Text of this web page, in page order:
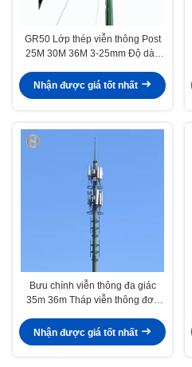
GR50 Lớp thép viễn thông Post
25M 30M 36M 3-25mm Độ dày
Nhận được giá tốt nhất
Bưu chính viễn thông đa giác
35m 36m Tháp viễn thông đơn
Nhận được giá tốt nhất